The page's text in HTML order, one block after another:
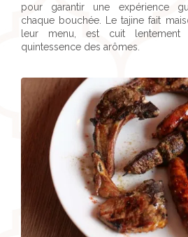
pour garantir une expérience
chaque bouchée. Le tajine fait
leur menu, est cuit
quintessence des arômes.